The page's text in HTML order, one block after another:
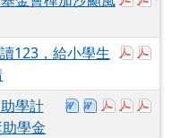
於彈
123，給小學生
下載：
下載：
於彈跳
於彈
學計
學金